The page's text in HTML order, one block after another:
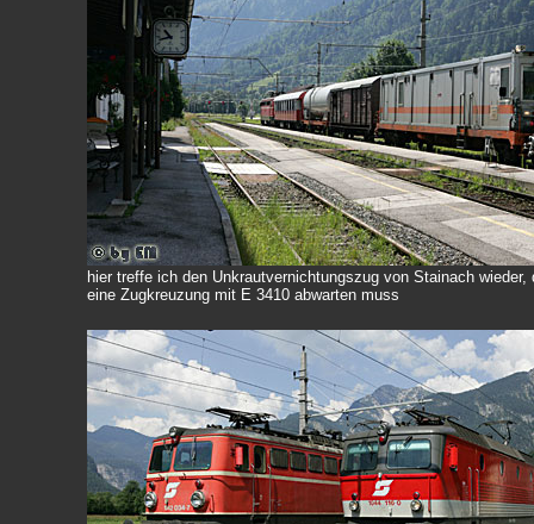
hier treffe ich den Unkrautvernichtungszug von Stainach wieder,
eine Zugkreuzung mit E 3410 abwarten muss